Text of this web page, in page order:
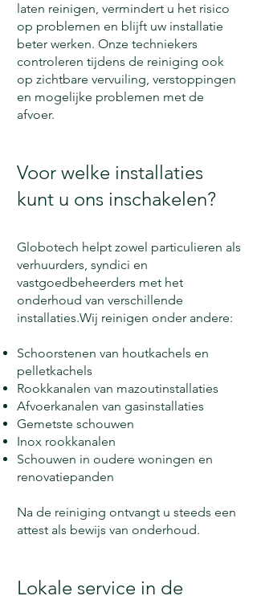
laten reinigen, vermindert u het risico
op problemen en blijft uw installatie
beter werken. Onze techniekers
controleren tijdens de reiniging ook
op zichtbare vervuiling, verstoppingen
en mogelijke problemen met de
afvoer.
Voor welke installaties
kunt u ons inschakelen?
Globotech helpt zowel particulieren als
verhuurders, syndici en
vastgoedbeheerders met het
onderhoud van verschillende
installaties.Wij reinigen onder andere:
Schoorstenen van houtkachels en
pelletkachels
Rookkanalen van mazoutinstallaties
Afvoerkanalen van gasinstallaties
Gemetste schouwen
Inox rookkanalen
Schouwen in oudere woningen en
renovatiepanden
Na de reiniging ontvangt u steeds een
attest als bewijs van onderhoud.
Lokale service in de